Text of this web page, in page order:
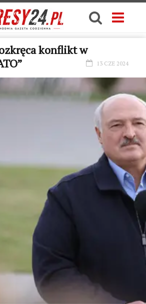
konflikt w
13 CZE 2024